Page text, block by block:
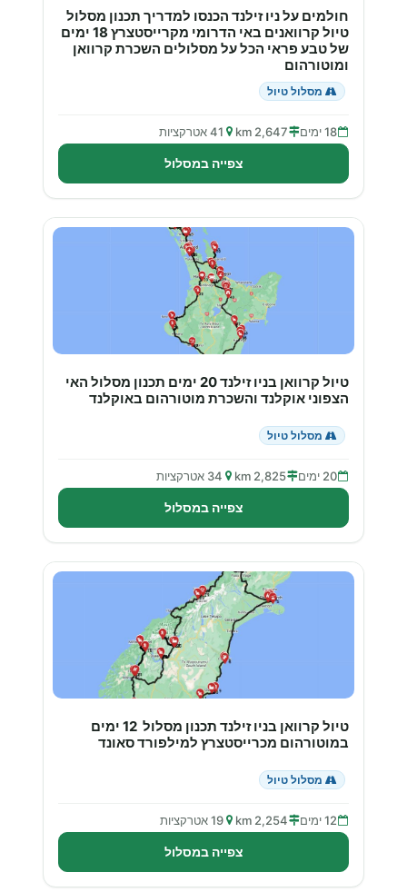
חולמים על ניו זילנד הכנסו למדריך תכנון מסלול
טיול קרוואנים באי הדרומי מקרייסטצרץ 18 ימים
של טבע פראי הכל על מסלולים השכרת קרוואן
ומוטורהום
מסלול טיול
18 ימים 2,647 km 41 אטרקציות
צפייה במסלול
טיול קרוואן בניו זילנד 20 ימים תכנון מסלול האי
הצפוני אוקלנד והשכרת מוטורהום באוקלנד
מסלול טיול
20 ימים 2,825 km 34 אטרקציות
צפייה במסלול
טיול קרוואן בניו זילנד תכנון מסלול 12 ימים
במוטורהום מכרייסטצרץ למילפורד סאונד
מסלול טיול
12 ימים 2,254 km 19 אטרקציות
צפייה במסלול